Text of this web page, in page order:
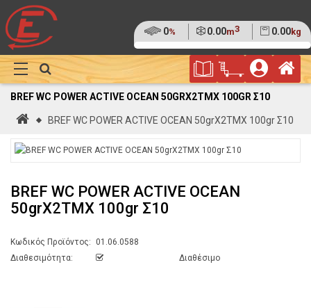
Ποσοστό
της
παλέτας
0% Όγκος
0.00m3 Βάρος
0.00kg
(0%)
Φυλλάδιο
Προσφορών
Καλάθι
Αγορών
Show
Megamenu
BREF WC POWER ACTIVE OCEAN 50GRX2ΤΜΧ 100GR Σ10
ΑρχικήBREF WC POWER ACTIVE OCEAN 50grX2ΤΜΧ 100gr Σ10
BREF WC POWER ACTIVE OCEAN
50grX2ΤΜΧ 100gr Σ10
Κωδικός Προϊόντος:
01.06.0588
Διαθεσιμότητα:
Διαθέσιμο